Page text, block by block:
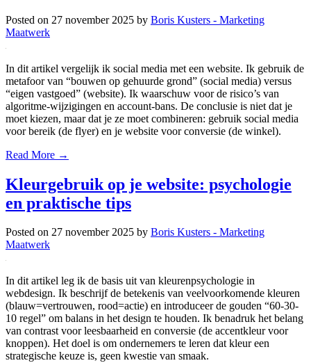
Posted on 27 november 2025 by Boris Kusters - Marketing
Maatwerk
In dit artikel vergelijk ik social media met een website. Ik gebruik de
metafoor van “bouwen op gehuurde grond” (social media) versus
“eigen vastgoed” (website). Ik waarschuw voor de risico’s van
algoritme-wijzigingen en account-bans. De conclusie is niet dat je
moet kiezen, maar dat je ze moet combineren: gebruik social media
voor bereik (de flyer) en je website voor conversie (de winkel).
Read More →
Kleurgebruik op je website: psychologie
en praktische tips
Posted on 27 november 2025 by Boris Kusters - Marketing
Maatwerk
In dit artikel leg ik de basis uit van kleurenpsychologie in
webdesign. Ik beschrijf de betekenis van veelvoorkomende kleuren
(blauw=vertrouwen, rood=actie) en introduceer de gouden “60-30-
10 regel” om balans in het design te houden. Ik benadruk het belang
van contrast voor leesbaarheid en conversie (de accentkleur voor
knoppen). Het doel is om ondernemers te leren dat kleur een
strategische keuze is, geen kwestie van smaak.